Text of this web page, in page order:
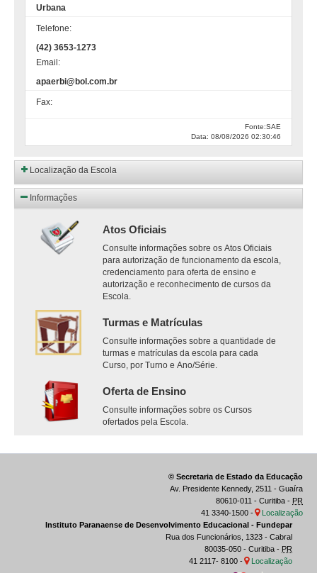
Urbana
Telefone:
(42) 3653-1273
Email:
apaerbi@bol.com.br
Fax:
Fonte:SAE
Data: 08/08/2026 02:30:46
Localização da Escola
Informações
Atos Oficiais
Consulte informações sobre os Atos Oficiais
para autorização de funcionamento da escola,
credenciamento para oferta de ensino e
autorização e reconhecimento de cursos da
Escola.
Turmas e Matrículas
Consulte informações sobre a quantidade de
turmas e matrículas da escola para cada
Curso, por Turno e Ano/Série.
Oferta de Ensino
Consulte informações sobre os Cursos
ofertados pela Escola.
© Secretaria de Estado da Educação
Av. Presidente Kennedy, 2511 - Guaíra
80610-011 - Curitiba - PR
41 3340-1500 -
Localização
Instituto Paranaense de Desenvolvimento Educacional - Fundepar
Rua dos Funcionários, 1323 - Cabral
80035-050 - Curitiba - PR
41 2117- 8100 -
Localização